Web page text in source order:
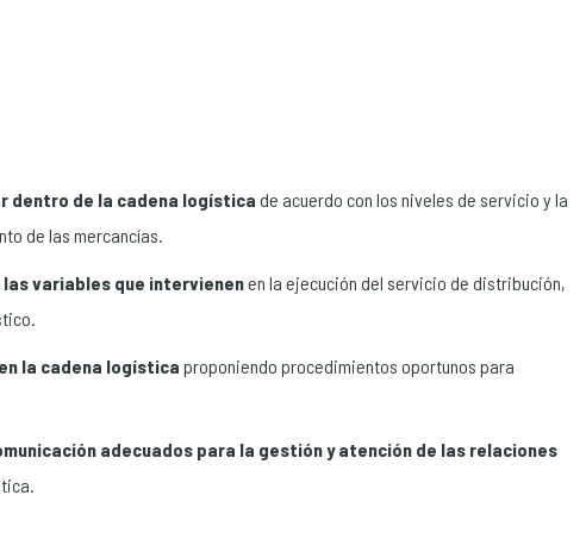
dentro de la cadena logística de acuerdo con los niveles de servicio y la
de las mercancías.
variables que intervienenen la ejecución del servicio de distribución,
la cadena logística proponiendo procedimientos oportunos para
adecuados para la gestión y atención de las relaciones